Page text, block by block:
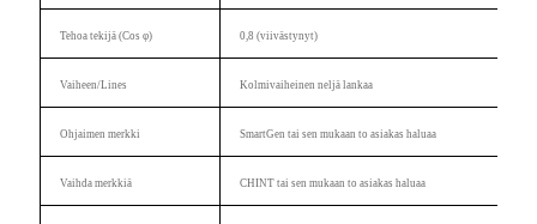
Tehoa tekijä (Cos φ) 0,8 (viivästynyt)
Vaiheen/Lines Kolmivaiheinen neljä lankaa
Ohjaimen merkki SmartGen tai sen mukaan to asiakas haluaa
Vaihda merkkiä CHINT tai sen mukaan to asiakas haluaa